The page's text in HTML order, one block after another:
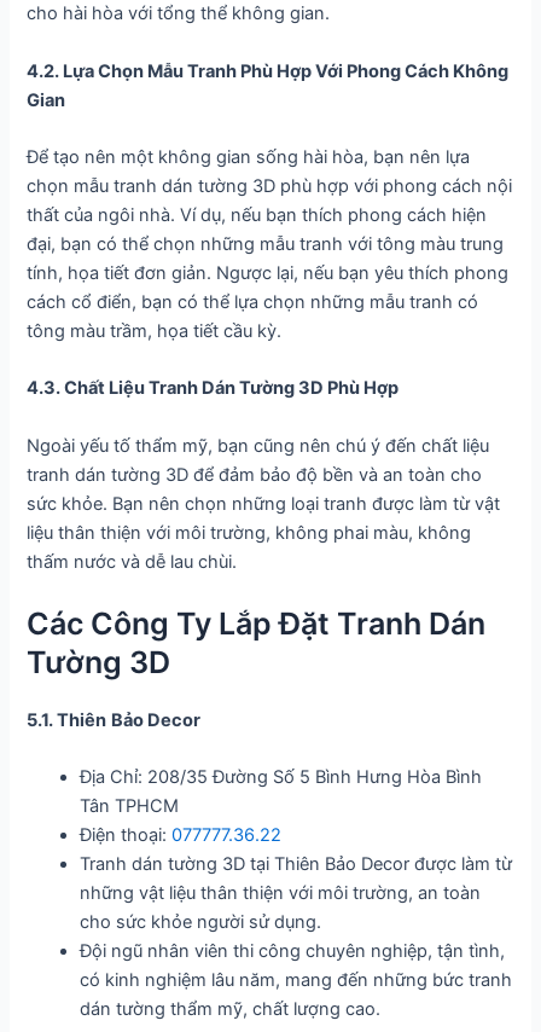
cho hài hòa với tổng thể không gian.
4.2. Lựa Chọn Mẫu Tranh Phù Hợp Với Phong Cách Không
Gian
Để tạo nên một không gian sống hài hòa, bạn nên lựa
chọn mẫu tranh dán tường 3D phù hợp với phong cách nội
thất của ngôi nhà. Ví dụ, nếu bạn thích phong cách hiện
đại, bạn có thể chọn những mẫu tranh với tông màu trung
tính, họa tiết đơn giản. Ngược lại, nếu bạn yêu thích phong
cách cổ điển, bạn có thể lựa chọn những mẫu tranh có
tông màu trầm, họa tiết cầu kỳ.
4.3. Chất Liệu Tranh Dán Tường 3D Phù Hợp
Ngoài yếu tố thẩm mỹ, bạn cũng nên chú ý đến chất liệu
tranh dán tường 3D để đảm bảo độ bền và an toàn cho
sức khỏe. Bạn nên chọn những loại tranh được làm từ vật
liệu thân thiện với môi trường, không phai màu, không
thấm nước và dễ lau chùi.
Các Công Ty Lắp Đặt Tranh Dán
Tường 3D
5.1. Thiên Bảo Decor
Địa Chỉ: 208/35 Đường Số 5 Bình Hưng Hòa Bình
Tân TPHCM
Điện thoại:077777.36.22
Tranh dán tường 3D tại Thiên Bảo Decor được làm từ
những vật liệu thân thiện với môi trường, an toàn
cho sức khỏe người sử dụng.
Đội ngũ nhân viên thi công chuyên nghiệp, tận tình,
có kinh nghiệm lâu năm, mang đến những bức tranh
dán tường thẩm mỹ, chất lượng cao.